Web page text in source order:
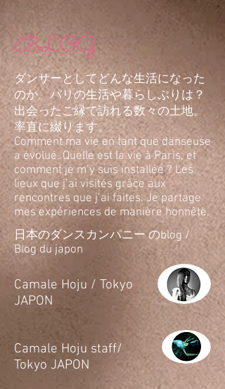
BLOG
ダンサーとしてどんな生活になった
のか。パリの生活や暮らしぶりは？
出会ったご縁で訪れる数々の土地。
率直に綴ります。
Comment ma vie en tant que danseuse
a évolué. Quelle est la vie à Paris, et
comment je m’y suis installée ? Les
lieux que j’ai visités grâce aux
rencontres que j’ai faites. Je partage
mes expériences de manière honnête.
日本のダンスカンパニー のblog /
Blog du japon
​Camale Hoju / Tokyo
JAPON
​Camale Hoju staff/
Tokyo JAPON